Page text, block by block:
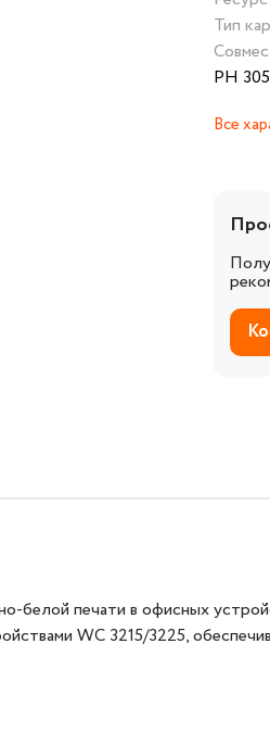
Тип
PH
Все
белой печати в офисных
WC 3215/3225,